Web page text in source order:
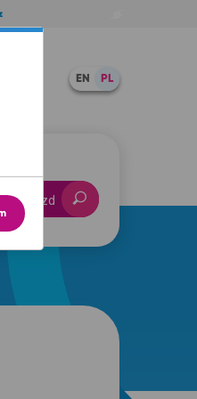
EN PL
przejazd